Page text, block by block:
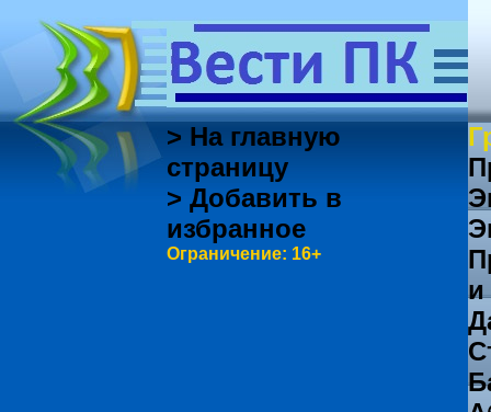
> На главную
страницу
> Добавить в
избранное
Ограничение: 16+